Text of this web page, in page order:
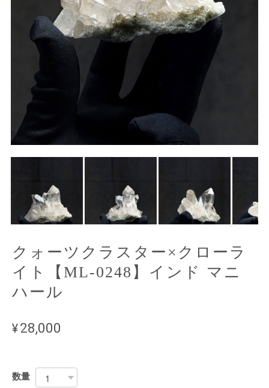
クォーツクラスター×クローラ
イト【ML-0248】インド マニ
ハール
¥28,000
数量